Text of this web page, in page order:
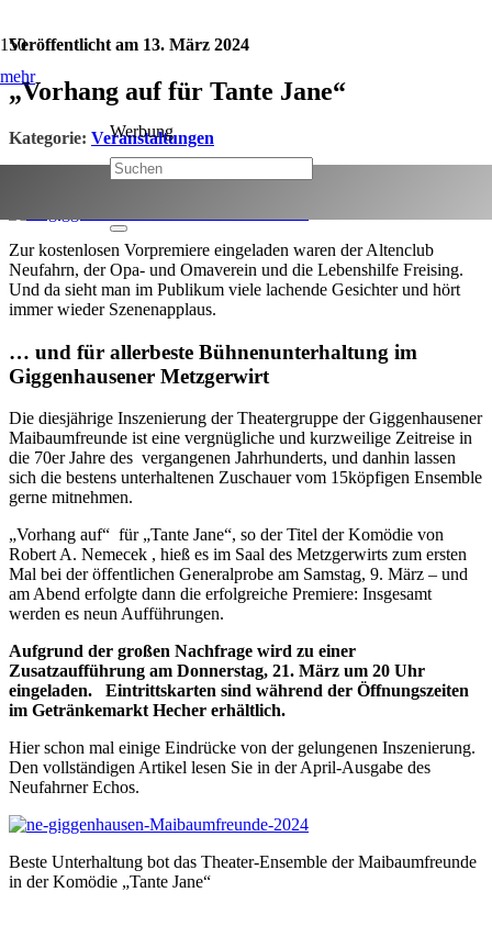
mehr
Werbung
Veröffentlicht am 13. März 2024
„Vorhang auf für Tante Jane“
Kategorie: Veranstaltungen
Zur kostenlosen Vorpremiere eingeladen waren der Altenclub
Neufahrn, der Opa- und Omaverein und die Lebenshilfe Freising.
Und da sieht man im Publikum viele lachende Gesichter und hört
immer wieder Szenenapplaus.
… und für allerbeste Bühnenunterhaltung im
Giggenhausener Metzgerwirt
Die diesjährige Inszenierung der Theatergruppe der Giggenhausener
Maibaumfreunde ist eine vergnügliche und kurzweilige Zeitreise in
die 70er Jahre des vergangenen Jahrhunderts, und danhin lassen
sich die bestens unterhaltenen Zuschauer vom 15köpfigen Ensemble
gerne mitnehmen.
„Vorhang auf“ für „Tante Jane“, so der Titel der Komödie von
Robert A. Nemecek , hieß es im Saal des Metzgerwirts zum ersten
Mal bei der öffentlichen Generalprobe am Samstag, 9. März – und
am Abend erfolgte dann die erfolgreiche Premiere: Insgesamt
werden es neun Aufführungen.
Aufgrund der großen Nachfrage wird zu einer
Zusatzaufführung am Donnerstag, 21. März um 20 Uhr
eingeladen. Eintrittskarten sind während der Öffnungszeiten
im Getränkemarkt Hecher erhältlich.
Hier schon mal einige Eindrücke von der gelungenen Inszenierung.
Den vollständigen Artikel lesen Sie in der April-Ausgabe des
Neufahrner Echos.
Beste Unterhaltung bot das Theater-Ensemble der Maibaumfreunde
in der Komödie „Tante Jane“